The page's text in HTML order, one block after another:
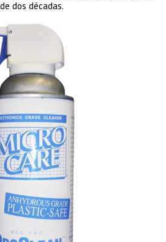
dos décadas.